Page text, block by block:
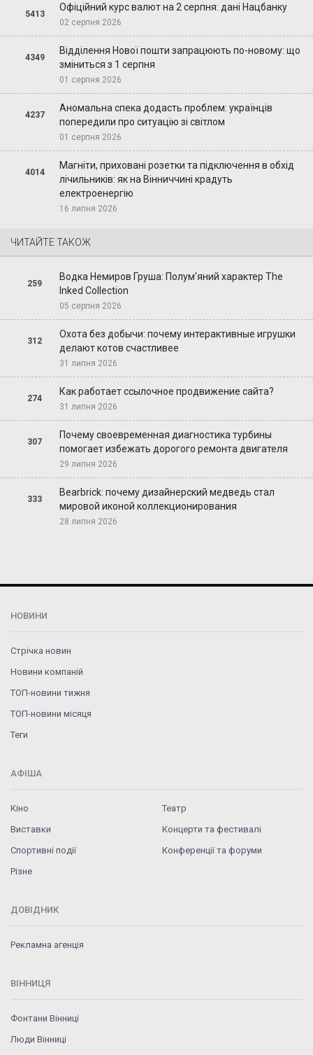
5413
Офіційний курс валют на 2 серпня: дані Нацбанку
02 серпня 2026
4349
Відділення Нової пошти запрацюють по-новому: що
зміниться з 1 серпня
01 серпня 2026
4237
Аномальна спека додасть проблем: українців
попередили про ситуацію зі світлом
01 серпня 2026
4014
Магніти, приховані розетки та підключення в обхід
лічильників: як на Вінниччині крадуть
електроенергію
16 липня 2026
ЧИТАЙТЕ ТАКОЖ
259
Водка Немиров Груша: Полум'яний характер The
Inked Collection
05 серпня 2026
312
Охота без добычи: почему интерактивные игрушки
делают котов счастливее
31 липня 2026
274
Как работает ссылочное продвижение сайта?
31 липня 2026
307
Почему своевременная диагностика турбины
помогает избежать дорогого ремонта двигателя
29 липня 2026
333
Bearbrick: почему дизайнерский медведь стал
мировой иконой коллекционирования
28 липня 2026
НОВИНИ
Стрічка новин
Новини компаній
ТОП-новини тижня
ТОП-новини місяця
Теги
АФІША
Кіно
Театр
Виставки
Концерти та фестивалі
Спортивні події
Конференції та форуми
Різне
ДОВІДНИК
Рекламна агенція
ВІННИЦЯ
Фонтани Вінниці
Люди Вінниці